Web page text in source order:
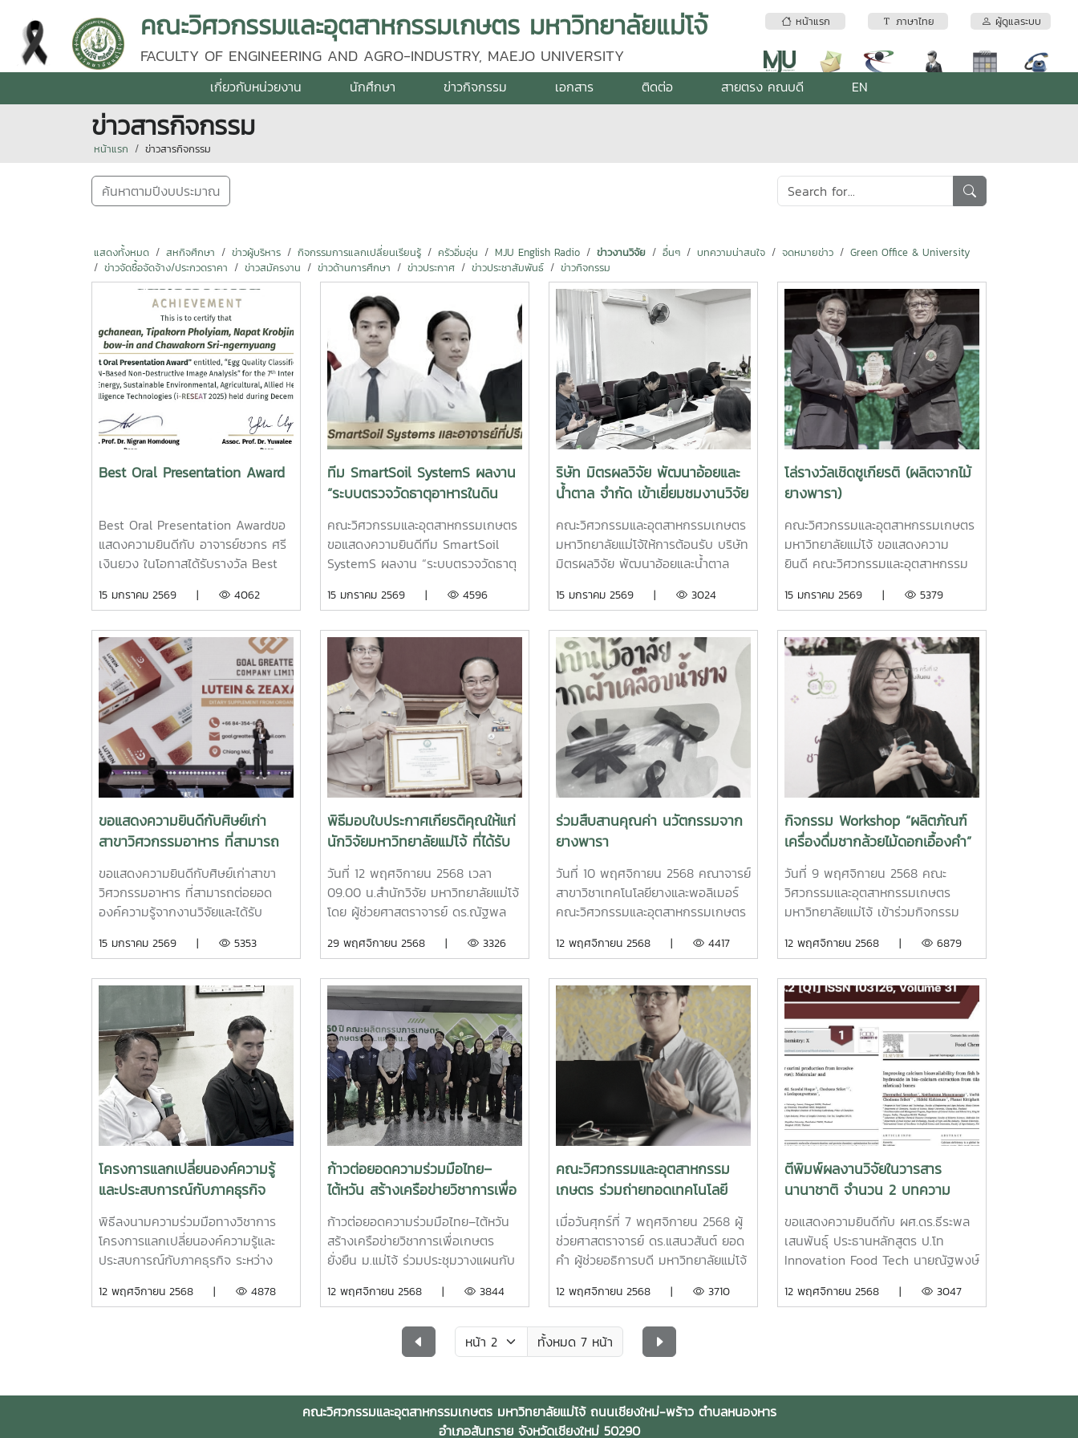
หน้าแรก ภาษาไทย ผู้ดูแลระบบ
คณะวิศวกรรมและอุตสาหกรรมเกษตร มหาวิทยาลัยแม่โจ้
FACULTY OF ENGINEERING AND AGRO-INDUSTRY, MAEJO UNIVERSITY
เกี่ยวกับหน่วยงาน นักศึกษา ข่าวกิจกรรม เอกสาร ติดต่อ สายตรง คณบดี EN
ข่าวสารกิจกรรม
หน้าแรก ข่าวสารกิจกรรม
ค้นหาตามปีงบประมาณ
แสดงทั้งหมด สหกิจศึกษา ข่าวผู้บริหาร กิจกรรมการแลกเปลี่ยนเรียนรู้ ครัวอิ่มอุ่น MJU English Radio ข่าวงานวิจัย อื่นๆ บทความน่าสนใจ จดหมายข่าว
Green Office & University
ข่าวจัดซื้อจัดจ้าง/ประกวดราคา
ข่าวสมัครงาน ข่าวด้านการศึกษา ข่าวประกาศ ข่าวประชาสัมพันธ์ ข่าวกิจกรรม
Best Oral Presentation Award
Best Oral Presentation Awardขอ
แสดงความยินดีกับ อาจารย์ชวกร ศรี
เงินยวง ในโอกาสได้รับรางวัล Best
งานวิจัยเรื่อง“Egg Quality
Detection and CNN-Based Non-
Destructive Image Analysis” ใน
การประชุมวิชาการนานาชาติ The 7th
International Conference on
Renewable Energy, Sustainable
Environmental, Agricultural,
Allied Health Sciences and
Artificial Intelligence
Technologies (i-RESEAT 2025) ซึ่ง
จัดขึ้นระหว่างวันที่ 22–23 ธันวาคม
2568ความสำเร็จครั้งนี้สะท้อนถึง
ศักยภาพด้านการวิจัยและการประยุกต์
ใช้เทคโนโลยีปัญญาประดิษฐ์เพื่อ
พัฒนางานด้านเกษตรและวิทยาศาสตร์
อย่างยั่งยืนในระดับนานาชาติ
15 มกราคม 2569 | 4062
ทีม SmartSoil SystemS ผลงาน
“ระบบตรวจวัดธาตุอาหารในดิน
คณะวิศวกรรมและอุตสาหกรรมเกษตร
ขอแสดงความยินดีทีม SmartSoil
SystemS ผลงาน “ระบบตรวจวัดธาตุ
และอุตสาหกรรมเกษตร ขอแสดงความ
ผ่านการคัดเลือก กลุ่มประเภทธุรกิจ
AI & Digital ในกิจกรรม UBI –
Alpha : Business Contest 2026
และเป็นตัวแทนเข้าแข่งขันระดับภูมิภาค
(ภาคเหนือ)ทีมผู้เข้าแข่งขันประกอบ
ด้วยนายกิตติภูมิ แดงสากลนักศึกษา
คณะวิศวกรรมและอุตสาหกรรมเกษตร
นางสาวสุภัตตา อินปิกกานักศึกษา
คณะวิศวกรรมและอุตสาหกรรมเกษตร
นางสาวจิรปรียา ปิ่นแก้วนักเรียน
โรงเรียนดาราวิทยาลัยโดยมี อาจารย์
ชวกร ศรีเงินยวงอาจารย์ประจำคณะ
วิศวกรรมและอุตสาหกรรมเกษตรเป็น
อาจารย์ที่ปรึกษาโครงการการแข่งขัน
ระดับภูมิภาค (ภาคเหนือ) จะจัดขึ้น
ณ อุทยานวิทยาศาสตร์และเทคโนโลยี
Alpha : Business Contest 2026
เป็นเวทีที่เปิดโอกาสให้นำผลงานวิจัย
เทคโนโลยี และนวัตกรรม เข้าสู่
กระบวนการพัฒนาต่อยอดเชิงธุรกิจ
เสริมสร้างทักษะด้านการเป็นผู้ประกอบ
การ การพัฒนาโมเดลธุรกิจ และ
การเตรียมความพร้อมสู่เชิงพาณิชย์ให้
แก่นักเรียนและนักศึกษาคณะวิศวกรรม
และอุตสาหกรรมเกษตร ขอร่วมแสดง
ความภาคภูมิใจ และเป็นกำลังใจให้ทีม
SmartSoil SystemS ผ่านการคัด
เลือกเข้าสู่รอบถัดไป เพื่อเป็นตัวแทน
เข้าแข่งขันระดับประเทศ ในงาน อว.
One Stop ต่อไป
15 มกราคม 2569 | 4596
ริษัท มิตรผลวิจัย พัฒนาอ้อยและ
น้ำตาล จำกัด เข้าเยี่ยมชมงานวิจัย
Farming และ Modern Farming
คณะวิศวกรรมและอุตสาหกรรมเกษตร
มหาวิทยาลัยแม่โจ้ให้การต้อนรับ บริษัท
มิตรผลวิจัย พัฒนาอ้อยและน้ำตาล
นวัตกรรมด้าน Precision Farming
ธันวาคม พ.ศ. 2568 คณะวิศวกรรม
และอุตสาหกรรมเกษตร มหาวิทยาลัย
แม่โจ้ ให้การต้อนรับคณะผู้บริหารและ
นักวิจัยจาก บริษัท มิตรผลวิจัย
พัฒนาอ้อยและน้ำตาล จำกัด ในโอกาส
เข้าเยี่ยมชมงานวิจัยและนวัตกรรมด้าน
Precision Farming และ Modern
Farming ระหว่างเวลา 13.00–16.00
น.ในการนี้ ผู้ช่วยศาสตราจารย์
ดร.ทิพาพร คำแดง ผู้ช่วยคณบดีฝ่าย
พัฒนานักศึกษาและกิจกรรมพิเศษ
ให้การต้อนรับ พร้อมด้วย ผู้ช่วย
ศาสตราจารย์ ดร.โชติพงศ์ กาญจน
ประโชติ, อาจารย์ ดร.ฑีรพรรษฏ์ ศรี
อ่อน และ นายสุมิตร เชื่อมชัยตระกูล
เปลี่ยนองค์ความรู้ด้านเทคโนโลยีและ
ครั้งนี้เป็นเวทีสำคัญในการเชื่อมโยง
งานวิจัยสู่การใช้ประโยชน์จริง และต่อย
อดความร่วมมือด้านงานวิจัยและ
นวัตกรรมระหว่างสถาบันการศึกษาและ
ภาคเอกชน เพื่อการพัฒนา
เกษตรกรรมอย่างยั่งยืน
15 มกราคม 2569 | 3024
โล่รางวัลเชิดชูเกียรติ (ผลิตจากไม้
ยางพารา)
คณะวิศวกรรมและอุตสาหกรรมเกษตร
มหาวิทยาลัยแม่โจ้ ขอแสดงความ
ยินดี คณะวิศวกรรมและอุตสาหกรรม
ความยินดีกับผศ.ดร.ศิวโรฒ บุญราศรี
และพอลิเมอร์ในโอกาสได้รับเกียรติและ
รางวัลอันทรงคุณค่า จากการมีบทบาท
สำคัญในการขับเคลื่อนอุตสาหกรรม
ยางพาราของประเทศเมื่อวันที่ 16
ธันวาคม 2568 ผศ.ดร.ศิวโรฒ บุญรา
ศรี ได้รับเกียรติเข้าร่วมพิธีเปิดงาน
“มหกรรมยางพารา ครั้งที่ 3” ภายใต้
แนวคิด “เกษตรยั่งยืน มิติใหม่สู่เวที
โลก” และได้รับมอบ โล่รางวัลเชิดชู
เกียรติ (ผลิตจากไม้ยางพารา)ในฐานะ
ผู้ที่เสียสละและให้การสนับสนุนการ
ดำเนินงานของ สมาคมสหพันธ์
ชาวสวนยางแห่งประเทศไทย อย่างต่อ
เนื่อง โดยมี รศ.ดร.โภคิน พลกุล ให้
เกียรติเป็นประธานในพิธีนอกจากนี้ ใน
โรฒ บุญราศรี ยังได้ร่วมเป็นวิทยากร
ใส่ใจสิ่งแวดล้อม พร้อมก้าวสู่สังคม
คาร์บอนต่ำ”เพื่อถ่ายทอดองค์ความรู้
ด้านอุตสาหกรรมและผลิตภัณฑ์
ยางพารา ตลอดจนแนวคิดการพัฒนา
อย่างยั่งยืน สอดคล้องกับทิศทาง
สังคมคาร์บอนต่ำคณะวิศวกรรมและ
อุตสาหกรรมเกษตร มหาวิทยาลัยแม่โจ้
มีความภาคภูมิใจเป็นอย่างยิ่งในความ
สำเร็จของคณาจารย์ และยังคงมุ่งมั่น
พัฒนาการเรียนการสอนใน หลักสูตร
อุตสาหกรรมยางและพอลิเมอร์ เพื่อ
ผลิตบัณฑิตที่มีความรู้ ความสามารถ
และตอบโจทย์อุตสาหกรรมยุคใหม่
ควบคู่กับการรักษาสิ่งแวดล้อมอย่าง
ยั่งยืน
15 มกราคม 2569 | 5379
ขอแสดงความยินดีกับศิษย์เก่า
สาขาวิศวกรรมอาหาร ที่สามารถ
ต่อยอดองค์ความรู้จากงานวิจัยและ
ได้รับรางวัลระดับประเทศ 1st
Runner-Up ในกลุ่ม
Manufacturing & Innovation
Technology
ขอแสดงความยินดีกับศิษย์เก่าสาขา
วิศวกรรมอาหาร ที่สามารถต่อยอด
องค์ความรู้จากงานวิจัยและได้รับ
ภูมิใจให้แก่คณะและมหาวิทยาลัยอย่าง
Manufacturing & Innovation
Technology พร้อมเงินรางวัล
สนับสนุน 20,000 บาท จากเวที
HYLIFE INNOVATION EXCELLENCE
AWARDS 2025 งานนี้จัดขึ้นในวันที่
26 พฤศจิกายน 2568 ณ โรงแรม
เชียงใหม่ แมริออท โฮเทล เดอะพลาย
บอลรูม ชั้น 1เป็นเวทีประกวด
นวัตกรรมระดับประเทศ ที่จัดขึ้นโดย
บริษัทกลุ่มไฮไลฟ์ เพื่อเฟ้นหาผลงานที่
มีศักยภาพในการต่อยอดเชิงธุรกิจ
พร้อมเป็นพื้นที่รวมตัวของนัก
สร้างสรรค์นวัตกรรม ผู้ประกอบการ
และผู้เชี่ยวชาญจากหลายอุตสาหกรรม
เพื่อผลักดันนวัตกรรมที่สามารถต่อย
เติบโตอย่าง
15 มกราคม 2569 | 5353
พิธีมอบใบประกาศเกียรติคุณให้แก่
นักวิจัยมหาวิทยาลัยแม่โจ้ ที่ได้รับ
รางวัลในระดับชาติและนานาชาติ
วันที่ 12 พฤศจิกายน 2568 เวลา
09.00 น.สำนักวิจัย มหาวิทยาลัยแม่โจ้
โดย ผู้ช่วยศาสตราจารย์ ดร.ณัฐพล
ได้เชิญนักวิจัยที่ได้รับรางวัลในระดับ
ประกาศเกียรติคุณโดยมี รอง
ศาสตราจารย์ ดร.วีระพล ทองมา
อธิการบดีมหาวิทยาลัยแม่โจ้ เป็นผู้มอบ
ใบประกาศเกียรติคุณ เพื่อเป็นการ
เชิดชูเกียรติแก่นักวิจัยที่สร้างชื่อเสียง
ให้กับมหาวิทยาลัยในปีงบประมาณ
พ.ศ. 2568 (ระหว่างวันที่ 1 เมษายน –
30 กันยายน 2568)ณ ห้องประชุมสภา
มหาวิทยาลัย ชั้น 5 อาคารสำนักงาน
มหาวิทยาลัย มหาวิทยาลัยแม่โจ้ รายชื่อ
ผลงานวิจัยหรืองานสร้างสรรค์คณะ
วิศวกรรมและอุตสาหกรรมเกษตร ที่ได้
รับรางวัลระดับชาติ ประจำ
ปีงบประมาณ พ.ศ. 25681. บทความ
ยอดเยี่ยม ด้านสิ่งแวดล้อมเพื่อความ
เรื่อง “การลดก๊าซเรือนกระจกจากการ
จากเศษใบไม้ในป่าชุมชนพื้นที่อำเภอ
เวียงแหง จังหวัดเชียงใหม่”จากงาน
พลังงานทดแทนสู่ชุมชนแห่ง
ประเทศไทย ครั้งที่ 17”โดย ผู้ช่วย
ศาสตราจารย์ ดร.แสนวสันต์ ยอดคำ
29 พฤศจิกายน 2568 | 3326
ร่วมสืบสานคุณค่า นวัตกรรมจาก
ยางพารา
วันที่ 10 พฤศจิกายน 2568 คณาจารย์
สาขาวิชาเทคโนโลยียางและพอลิเมอร์
คณะวิศวกรรมและอุตสาหกรรมเกษตร
หลักสูตร พร้อมเวิร์กช็อป DIY “โบว์
ส่วนหนึ่งของผลงานวิจัย ในงานประชุม
วิชาการและนิทรรศการ ครั้งที่ 12
“ทรัพยากรไทย : หวนดูทรัพย์สิ่งสิน
ตน” ณ โรงประชุมชูติวัตร
มหาวิทยาลัยแม่โจ้ จังหวัดเชียงใหม่
กิจกรรมได้รับความสนใจจากนักศึกษา
บุคลากร และประชาชนจำนวนมาก
สะท้อนพลังของงานวิจัยที่สามารถต่อย
อดสู่การใช้งานจริงได้อย่างภาคภูมิ
12 พฤศจิกายน 2568 | 4417
กิจกรรม Workshop “ผลิตภัณฑ์
เครื่องดื่มชากล้วยไม้ดอกเอื้องคำ”
วันที่ 9 พฤศจิกายน 2568 คณะ
วิศวกรรมและอุตสาหกรรมเกษตร
มหาวิทยาลัยแม่โจ้ เข้าร่วมกิจกรรม
กล้วยไม้ดอกเอื้องคำ และชาเพื่อ
นิทรรศการ ครั้งที่ 12 “ทรัพยากรไทย :
หวนดูทรัพย์สิ่งสินตน” จัดโดย
สำนักงานพัฒนาเศรษฐกิจจากฐาน
ชีวภาพ (องค์การมหาชน) หรือ อพ.สธ.
ระหว่างวันที่ 4–10 พฤศจิกายน 2568
ณ โดมแก้ว สนามวังชัย มหาวิทยาลัย
แม่โจ้กิจกรรมในครั้งนี้ได้รับเกียรติจาก
ผู้ช่วยศาสตราจารย์ ดร.กาญจนา นาค
ประสม คณบดีคณะวิศวกรรมและ
อุตสาหกรรมเกษตร เป็นวิทยากรให้
ความรู้ด้านการพัฒนาผลิตภัณฑ์ชา
สมุนไพรและชากล้วยไม้ดอกเอื้องคำ
พร้อมสาธิตกระบวนการผลิตและ
เทคนิคการชงชาเพื่อสุขภาพนอกจากนี้
ยังมีคณาจารย์และนักศึกษาจาก สาขา
อาหาร ร่วมเป็นพี่เลี้ยงในการฝึกอบรม
การแปรรูปผลิตภัณฑ์เกษตร เพิ่ม
12 พฤศจิกายน 2568 | 6879
โครงการแลกเปลี่ยนองค์ความรู้
และประสบการณ์กับภาคธุรกิจ
ระหว่าง มหาวิทยาลัยแม่โจ้ (คณะ
วิศวกรรมและอุตสาหกรรมเกษตร)
กับ บริษัท บีเจซี บิ๊กซี ซูเปอร์
ฟาร์ม จำกัด เมื่อวันที่ 9
พฤศจิกายน พ.ศ. 2568
พิธีลงนามความร่วมมือทางวิชาการ
โครงการแลกเปลี่ยนองค์ความรู้และ
ประสบการณ์กับภาคธุรกิจ ระหว่าง
อุตสาหกรรมเกษตร) กับ บริษัท บีเจซี
“โครงการแลกเปลี่ยนองค์ความรู้และ
12 พฤศจิกายน 2568 | 4878
ก้าวต่อยอดความร่วมมือไทย–
ไต้หวัน สร้างเครือข่ายวิชาการเพื่อ
เกษตรยั่งยืน ม.แม่โจ้ ร่วมประชุม
วางแผนกับ NPUST Taiwan
ก้าวต่อยอดความร่วมมือไทย–ไต้หวัน
สร้างเครือข่ายวิชาการเพื่อเกษตร
ยั่งยืน ม.แม่โจ้ ร่วมประชุมวางแผนกับ
2568 คณะวิศวกรรมและอุตสาหกรรม
ศาสตราจารย์ ดร.กาญจนา นาค
ประสม คณบดีคณะวิศวกรรมและ
ศาสตราจารย์ ดร.แพรวพรรณ จอม
งาม เข้าร่วมการประชุมหารือร่วมกับ
ทีมผู้บริหาร คณะผลิตกรรมการเกษตร
12 พฤศจิกายน 2568 | 3844
คณะวิศวกรรมและอุตสาหกรรม
เกษตร ร่วมถ่ายทอดเทคโนโลยี
“การทำปุ๋ยหมักไม่พลิกกลับกอง” สู่
ชุมชน
เมื่อวันศุกร์ที่ 7 พฤศจิกายน 2568 ผู้
ช่วยศาสตราจารย์ ดร.แสนวสันต์ ยอด
คำ ผู้ช่วยอธิการบดี มหาวิทยาลัยแม่โจ้
เกษตรคณะวิศวกรรมและอุตสาหกรรม
การในหัวข้อ “การทำปุ๋ยหมักไม่พลิก
กลับกอง” ณ อาคารชูติวัตร
ส่วนหนึ่งของ งานประชุมวิชาการและ
นิทรรศการทรัพยากรไทย : หวนดู
ทรัพย์สิ่งสินตน ครั้งที่ 12 (อพ.สธ.-แม่
12 พฤศจิกายน 2568 | 3710
ตีพิมพ์ผลงานวิจัยในวารสาร
นานาชาติ จำนวน 2 บทความ
วารสาร Food Chemistry: X ฐาน
ข้อมูล Scopus Quartile 1
ขอแสดงความยินดีกับ ผศ.ดร.ธีระพล
เสนพันธุ์ ประธานหลักสูตร ป.โท
Innovation Food Tech นายณัฐพงษ์
ได้รับการตีพิมพ์ผลงานวิจัยในวารสาร
factor=8.2บทควาทที่ 1 :
12 พฤศจิกายน 2568 | 3047
ทั้งหมด 7 หน้า
คณะวิศวกรรมและอุตสาหกรรมเกษตร มหาวิทยาลัยแม่โจ้ ถนนเชียงใหม่-พร้าว ตำบลหนองหาร
อำเภอสันทราย จังหวัดเชียงใหม่ 50290